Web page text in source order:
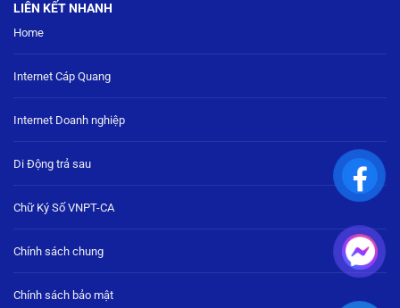
LIÊN KẾT NHANH
Home
Internet Cáp Quang
Internet Doanh nghiệp
Di Động trả sau
Chữ Ký Số VNPT-CA
Chính sách chung
Chính sách bảo mật